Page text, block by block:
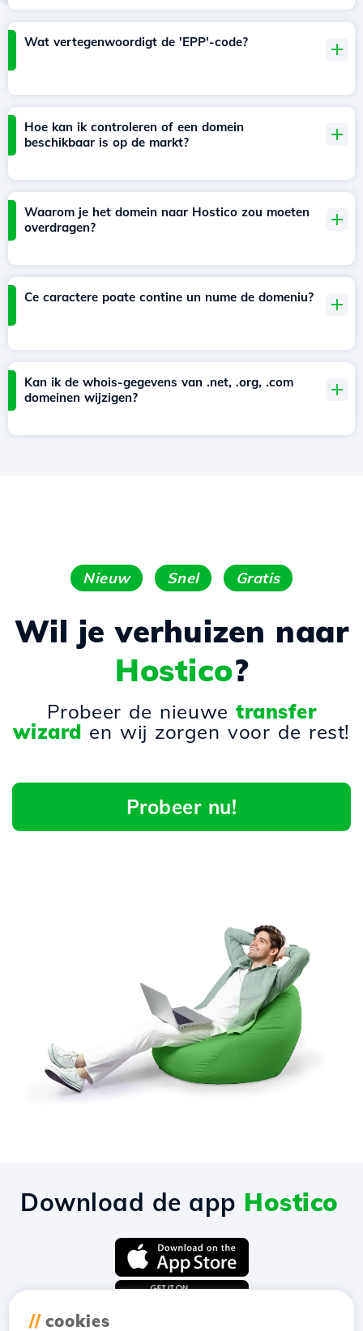
Wat vertegenwoordigt de 'EPP'-code?
Hoe kan ik controleren of een domein
beschikbaar is op de markt?
Waarom je het domein naar Hostico zou moeten
overdragen?
Ce caractere poate contine un nume de domeniu?
Kan ik de whois-gegevens van .net, .org, .com
domeinen wijzigen?
Nieuw Snel Gratis
Wil je verhuizen naar
Hostico?
Probeer de nieuwetransfer
wizard en wij zorgen voor de rest!
Probeer nu!
// cookies
Download de app Hostico